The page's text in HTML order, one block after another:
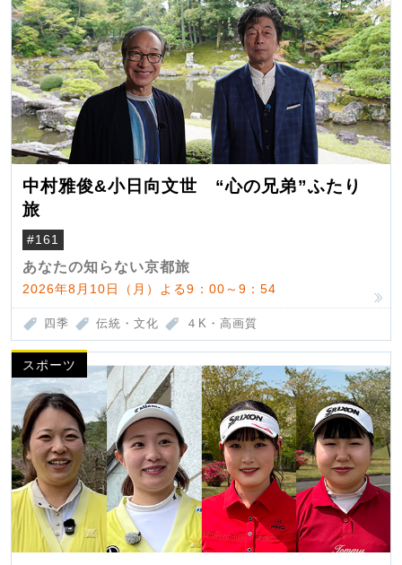
中村雅俊&小日向文世 “心の兄弟”ふたり
旅
#161
あなたの知らない京都旅
2026年8月10日（月）よる9：00～9：54
四季 伝統・文化 ４K・高画質
スポーツ